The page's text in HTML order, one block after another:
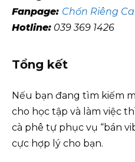
Fanpage: Chốn Riêng
Hotline: 039 369 1426
Tổng kết
Nếu bạn đang tìm kiếm
cho học tập và làm việc
cà phê tự phục vụ “bán
cực hợp lý cho bạn.